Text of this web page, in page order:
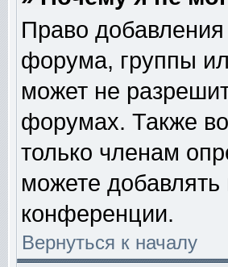
Право
форума, группы
может не
форумах. Также
только членам
можете
конференции.
Вернуться к началу